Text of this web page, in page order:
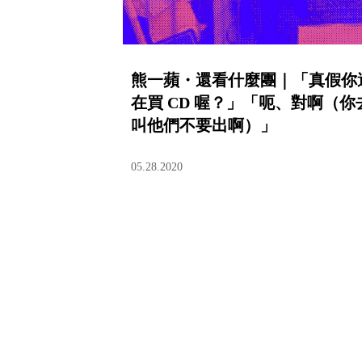
熊一蘋・還看什麼團｜「真假你
在買 CD 喔？」「呃、對啊（你
叫他們不要出啊）」
05.28.2020